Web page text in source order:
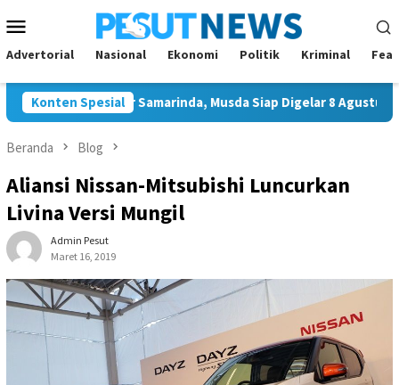
ke
kontenMobile
Advertorial Nasional Ekonomi Politik Kriminal
Konten Spesial
Ketua Golkar Samarinda, Musda Siap Digelar 8 Agustus 2026
Beranda Blog
Aliansi Nissan-Mitsubishi Luncurkan
Livina Versi Mungil
Admin Pesut
Maret 16, 2019